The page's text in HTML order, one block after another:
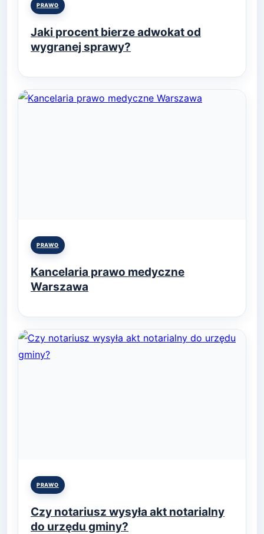
Posted
PRAWO
Jaki procent bierze adwokat od
wygranej sprawy?
Posted
PRAWO
Kancelaria prawo medyczne
Warszawa
Posted
PRAWO
Czy notariusz wysyła akt notarialny
do urzędu gminy?